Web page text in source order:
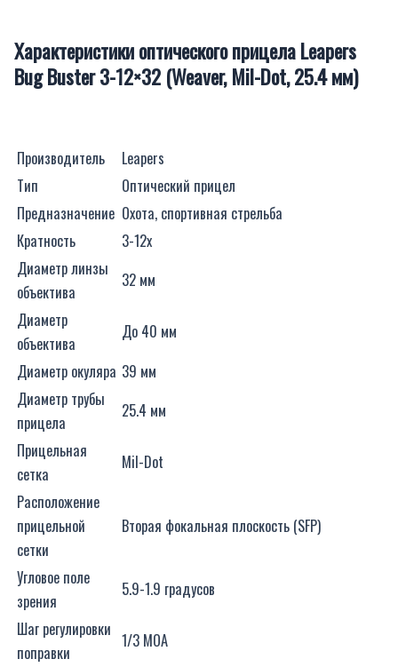
Характеристики оптического прицела Leapers
Bug Buster 3-12×32 (Weaver, Mil-Dot, 25.4 мм)
Производитель
Leapers
Тип
Оптический прицел
Предназначение Охота, спортивная стрельба
Кратность
3-12x
Диаметр линзы
объектива
32 мм
Диаметр
объектива
До 40 мм
Диаметр окуляра 39 мм
Диаметр трубы
прицела
25.4 мм
Прицельная
сетка
Mil-Dot
Расположение
прицельной
сетки
Вторая фокальная плоскость (SFP)
Угловое поле
зрения
5.9-1.9 градусов
Шаг регулировки
поправки
1/3 MOA